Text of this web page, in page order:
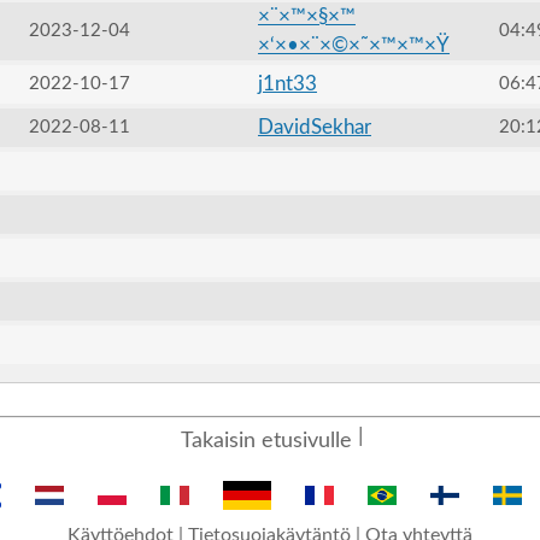
2023-12-04
×¨×™×§×™
×‘×•×¨×©×˜×™×™×Ÿ
2022-10-17 j1nt33
2022-08-11 DavidSekhar
Takaisin etusivulle
Käyttöehdot| Tietosuojakäytäntö| Ota yhteyttä